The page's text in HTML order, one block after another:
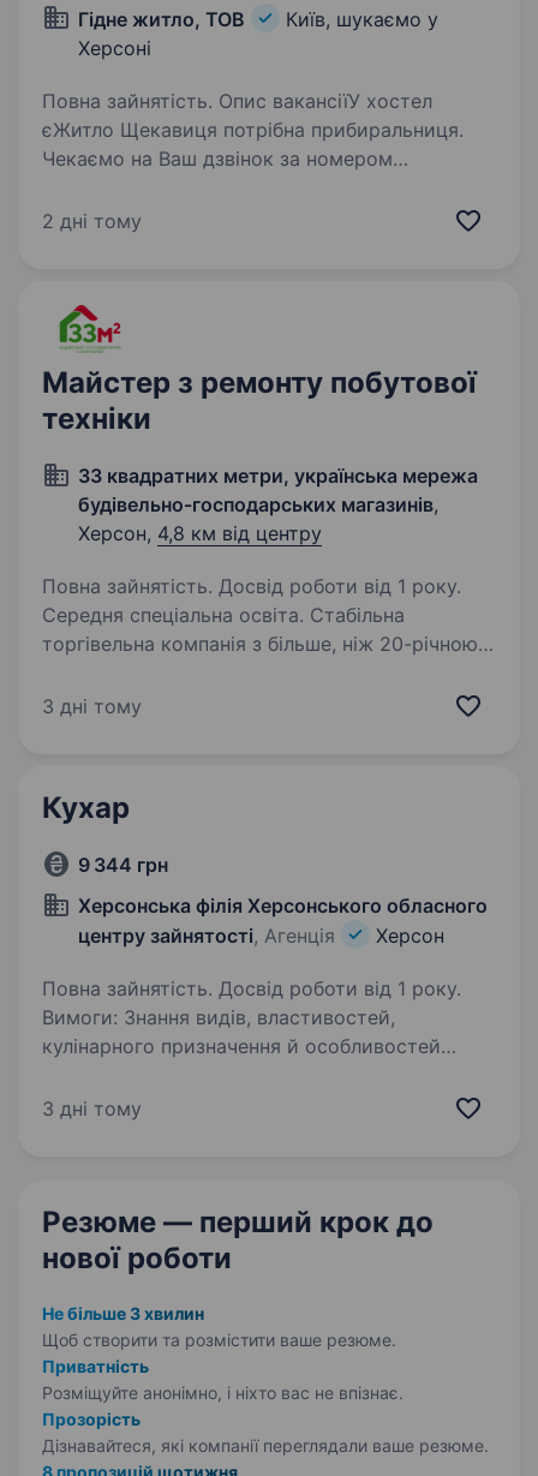
Гідне житло, ТОВ
Київ, шукаємо у
Херсоні
Повна зайнятість. Опис вакансіїУ хостел
єЖитло Щекавиця потрібна прибиральниця.
Чекаємо на Ваш дзвінок за номером
відповідальність акуратність чесність
2 дні тому
Майстер з ремонту побутової
техніки
33 квадратних метри, українська мережа
будівельно-господарських магазинів,
Херсон, 4,8 км від центру
Повна зайнятість. Досвід роботи від 1 року.
Середня спеціальна освіта. Стабільна
торгівельна компанія з більше, ніж 20-річною
на посаду Майстра з ремонту побутової
3 дні тому
Кухар
9 344 грн
Херсонська філія Херсонського обласного
центру зайнятості, Агенція Херсон
Повна зайнятість. Досвід роботи від 1 року.
Вимоги: Знання видів, властивостей,
кулінарного призначення й особливостей
риби тощо), правил реалізації, термінів і умов
3 дні тому
Резюме — перший крок до
нової роботи
Не більше 3 хвилин
Щоб створити та розмістити ваше резюме.
Приватність
Розміщуйте анонімно, і ніхто вас не впізнає.
Прозорість
Дізнавайтеся, які компанії переглядали ваше резюме.
8 пропозицій щотижня